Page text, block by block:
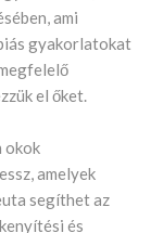
ami
gyakorlatokat
el őket.
okok
amelyek
segíthet az
és